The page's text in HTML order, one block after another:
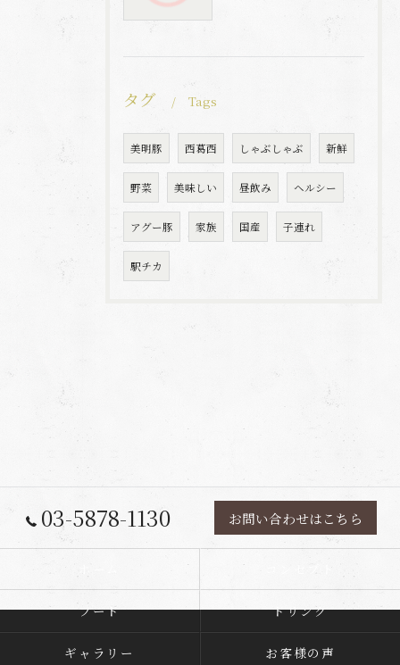
タグ Tags
美明豚 西葛西 しゃぶしゃぶ 新鮮
野菜 美味しい 昼飲み ヘルシー
アグー豚 家族 国産 子連れ
駅チカ
03-5878-1130 お問い合わせはこちら
コンセプト
フード ドリンク
ギャラリー お客様の声